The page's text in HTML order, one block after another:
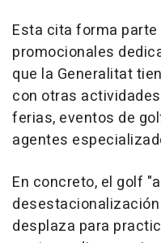
Esta cita forma
promocionales
que la Generalitat
con otras
ferias, eventos de
agentes
En concreto, el golf
desplaza para